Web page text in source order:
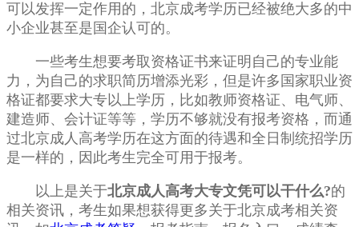
可以发挥一定作用的，北京成考学历已经被绝大多的中
小企业甚至是国企认可的。
一些考生想要考取资格证书来证明自己的专业能
力，为自己的求职简历增添光彩，但是许多国家职业资
格证都要求大专以上学历，比如教师资格证、电气师、
建造师、会计证等等，学历不够就没有报考资格，而通
过北京成人高考学历在这方面的待遇和全日制统招学历
是一样的，因此考生完全可用于报考。
以上是关于北京成人高考大专文凭可以干什么?的
相关资讯，考生如果想获得更多关于北京成考相关资